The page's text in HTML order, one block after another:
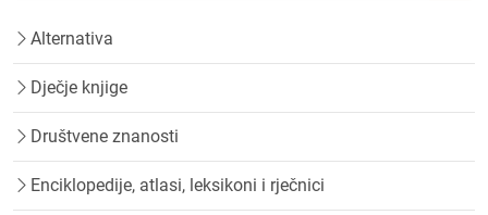
Alternativa
Dječje knjige
Društvene znanosti
Enciklopedije, atlasi, leksikoni i rječnici